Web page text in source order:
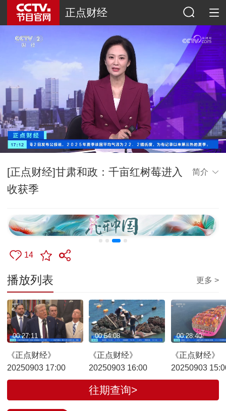
正点财经
[正点财经]甘肃和政：千亩红树莓进入
收获季
简介
14
播放列表 更多 >
《正点财经》
20250903 17:00
00:27:11
《正点财经》
20250903 16:00
00:54:08
《正点财经》
20250903
00:28:40
往期查询>